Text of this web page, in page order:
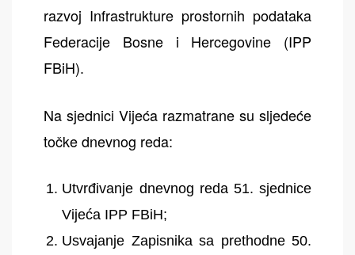
razvoj Infrastrukture prostornih podataka
Federacije Bosne i Hercegovine (IPP
FBiH).
Na sjednici Vijeća razmatrane su sljedeće
točke dnevnog reda:
Utvrđivanje dnevnog reda 51. sjednice
Vijeća IPP FBiH;
Usvajanje Zapisnika sa prethodne 50.